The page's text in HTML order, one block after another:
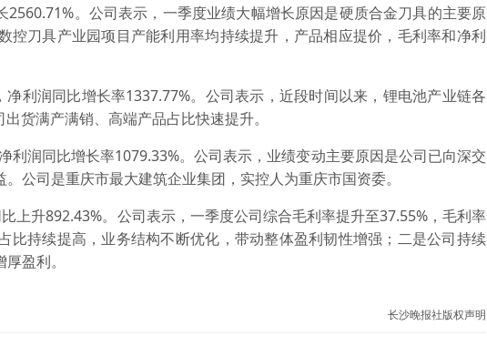
。公司表示，一季度业绩大幅增长原因是硬质合金刀具的主要原
控刀具产业园项目产能利用率均持续提升，产品相应提价，毛利率和净利
润同比增长率1337.77%。公司表示，近段时间以来，锂电池产业链各
货满产满销、高端产品占比快速提升。
润同比增长率1079.33%。公司表示，业绩变动主要原因是公司已向深交
公司是重庆市最大建筑企业集团，实控人为重庆市国资委。
升892.43%。公司表示，一季度公司综合毛利率提升至37.55%，毛利率
比持续提高，业务结构不断优化，带动整体盈利韧性增强；二是公司持续
盈利。
长沙晚报社版权声明